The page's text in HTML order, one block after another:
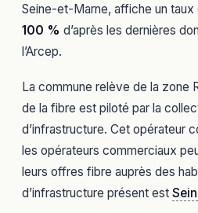
Seine-et-Marne, affiche un
100 % d’après les dernières
l’Arcep.
La commune relève de la zone
de la fibre est piloté par la
d’infrastructure. Cet opérateur
les opérateurs commerciaux
leurs offres fibre auprès des
d’infrastructure présent est